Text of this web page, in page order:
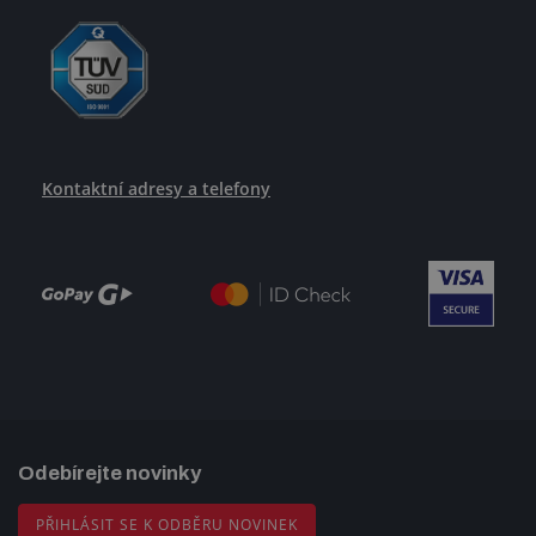
Kontaktní adresy a telefony
Odebírejte novinky
PŘIHLÁSIT SE K ODBĚRU NOVINEK